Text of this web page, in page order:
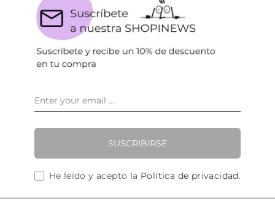
SUSCRIBIRSE
He leído y acepto la Política de privacidad.